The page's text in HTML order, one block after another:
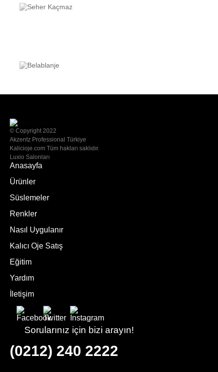
© Copyright 2022
Akzentz Professional Türkiye
Kalicioje.com Tüm hakları saklıdır.
Luxio Salonları
Anasayfa
Ürünler
Süslemeler
Renkler
Nasıl Uygulanır
Kalıcı Oje Satış
Eğitim
Yardım
İletişim
Sorularınız için bizi arayın!
(0212) 240 2222